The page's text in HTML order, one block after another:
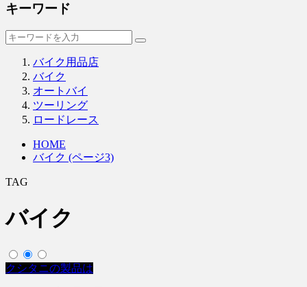
キーワード
バイク用品店
バイク
オートバイ
ツーリング
ロードレース
HOME
バイク (ページ3)
TAG
バイク
クシタニの製品は